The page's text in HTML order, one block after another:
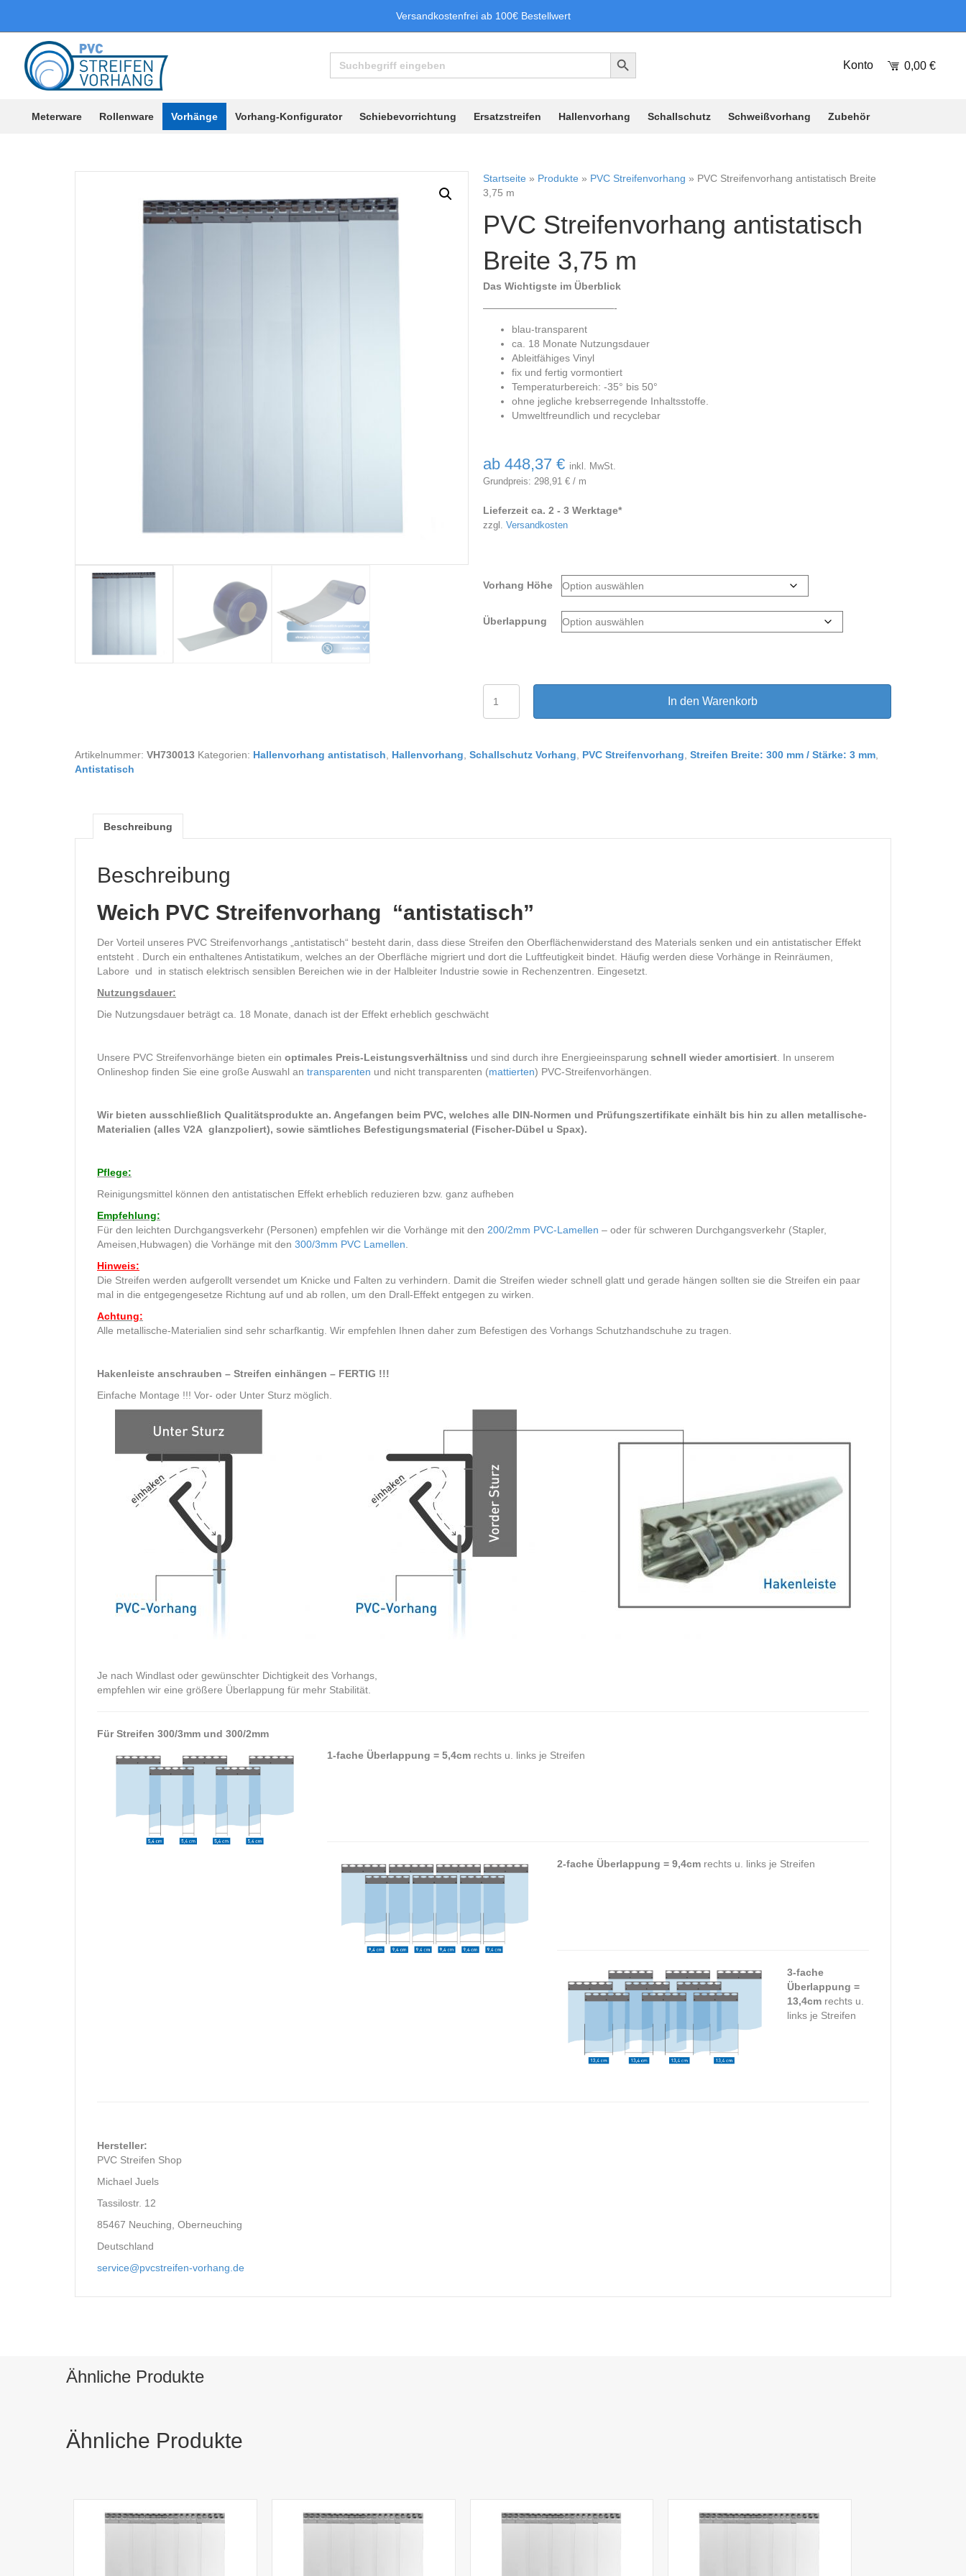
Versandkostenfrei ab 100€ Bestellwert
Search
for:
Search Button
Konto
0,00 €
Meterware Rollenware Vorhänge Vorhang-Konfigurator Schiebevorrichtung Ersatzstreifen Hallenvorhang Schallschutz Schweißvorhang Zubehör
Startseite » Produkte » PVC Streifenvorhang » PVC Streifenvorhang antistatisch Breite
3,75 m
PVC Streifenvorhang antistatisch
Breite 3,75 m
Das Wichtigste im Überblick
—————————————-
blau-transparent
ca. 18 Monate Nutzungsdauer
Ableitfähiges Vinyl
fix und fertig vormontiert
Temperaturbereich: -35° bis 50°
ohne jegliche krebserregende Inhaltsstoffe.
Umweltfreundlich und recyclebar
ab 448,37 € inkl. MwSt.
Grundpreis: 298,91 € / m
Lieferzeit ca. 2 - 3 Werktage*
zzgl. Versandkosten
Vorhang Höhe
Überlappung
Streifenvorhang
antistatisch
In den Warenkorb
Artikelnummer: VH730013 Kategorien: Hallenvorhang antistatisch Hallenvorhang Schallschutz Vorhang PVC Streifenvorhang Streifen Breite: 300 mm / Stärke: 3 mm
Antistatisch
Beschreibung
Beschreibung
Weich PVC Streifenvorhang “antistatisch”
Der Vorteil unseres PVC Streifenvorhangs „antistatisch“ besteht darin, dass diese Streifen den Oberflächenwiderstand des Materials senken und ein antistatischer Effekt
entsteht . Durch ein enthaltenes Antistatikum, welches an der Oberfläche migriert und dort die Luftfeutigkeit bindet. Häufig werden diese Vorhänge in Reinräumen,
Labore und in statisch elektrisch sensiblen Bereichen wie in der Halbleiter Industrie sowie in Rechenzentren. Eingesetzt.
Nutzungsdauer:
Die Nutzungsdauer beträgt ca. 18 Monate, danach ist der Effekt erheblich geschwächt
Unsere PVC Streifenvorhänge bieten ein optimales Preis-Leistungsverhältniss und sind durch ihre Energieeinsparung schnell wieder amortisiert . In unserem
Onlineshop finden Sie eine große Auswahl an transparenten und nicht transparenten (mattierten) PVC-Streifenvorhängen.
Wir bieten ausschließlich Qualitätsprodukte an. Angefangen beim PVC, welches alle DIN-Normen und Prüfungszertifikate einhält bis hin zu allen metallische-
Materialien (alles V2A glanzpoliert), sowie sämtliches Befestigungsmaterial (Fischer-Dübel u Spax).
Pflege:
Reinigungsmittel können den antistatischen Effekt erheblich reduzieren bzw. ganz aufheben
Empfehlung:
Für den leichten Durchgangsverkehr (Personen) empfehlen wir die Vorhänge mit den 200/2mm PVC-Lamellen – oder für schweren Durchgangsverkehr (Stapler,
Ameisen,Hubwagen) die Vorhänge mit den 300/3mm PVC Lamellen
Hinweis:
Die Streifen werden aufgerollt versendet um Knicke und Falten zu verhindern. Damit die Streifen wieder schnell glatt und gerade hängen sollten sie die Streifen ein paar
mal in die entgegengesetze Richtung auf und ab rollen, um den Drall-Effekt entgegen zu wirken.
Achtung:
Alle metallische-Materialien sind sehr scharfkantig. Wir empfehlen Ihnen daher zum Befestigen des Vorhangs Schutzhandschuhe zu tragen.
Hakenleiste anschrauben – Streifen einhängen – FERTIG !!!
Einfache Montage !!! Vor- oder Unter Sturz möglich.
Je nach Windlast oder gewünschter Dichtigkeit des Vorhangs,
empfehlen wir eine größere Überlappung für mehr Stabilität.
Für Streifen 300/3mm und 300/2mm
1-fache Überlappung = 5,4cm rechts u. links je Streifen
2-fache Überlappung = 9,4cm rechts u. links je Streifen
3-fache
Überlappung =
13,4cm rechts u.
links je Streifen
Hersteller:
PVC Streifen Shop
Michael Juels
Tassilostr. 12
85467 Neuching, Oberneuching
Deutschland
service@pvcstreifen-vorhang.de
Ähnliche Produkte
Ähnliche Produkte